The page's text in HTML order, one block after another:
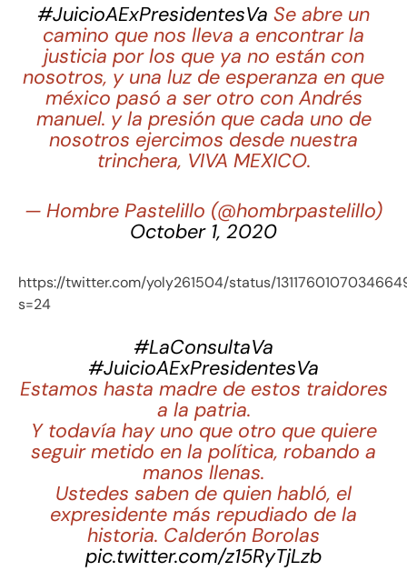
#JuicioAExPresidentesVa Se abre un
camino que nos lleva a encontrar la
justicia por los que ya no están con
nosotros, y una luz de esperanza en que
méxico pasó a ser otro con Andrés
manuel. y la presión que cada uno de
nosotros ejercimos desde nuestra
trinchera, VIVA MEXICO.
— Hombre Pastelillo (@hombrpastelillo)
October 1, 2020
https://twitter.com/yoly261504/status/
s=24
#LaConsultaVa
#JuicioAExPresidentesVa
Estamos hasta madre de estos traidores
a la patria.
Y todavía hay uno que otro que quiere
seguir metido en la política, robando a
manos llenas.
Ustedes saben de quien habló, el
expresidente más repudiado de la
historia. Calderón Borolas
pic.twitter.com/z15RyTjLzb